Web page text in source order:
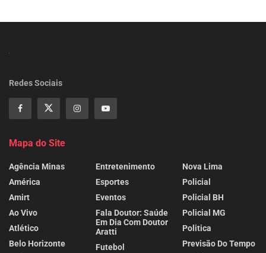
Redes Sociais
Mapa do Site
Agência Minas
América
Amirt
Ao Vivo
Atlético
Belo Horizonte
Entretenimento
Esportes
Eventos
Fala Doutor: Saúde
Em Dia Com Doutor
Aratti
Futebol
Nova Lima
Policial
Policial BH
Policial MG
Politica
Previsão Do Tempo